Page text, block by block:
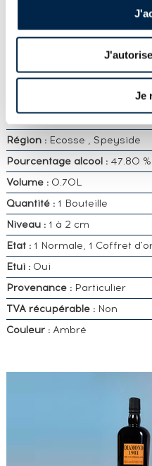
Je
CARACTÉRISTIQUES
Distillerie :Balvenie
Embouteilleur :Of.
Appellation :
Région : Ecosse , Speyside
Pourcentage alcool :47.80 %
Volume : 0.70L
Quantité :1 Bouteille
Niveau :1 à 2 cm
Etat :1 Normale, 1 Coffret
Etui :Oui
Provenance :Particulier
TVA récupérable :Non
Couleur :Ambré
POSSÉDEZ
IDENTIQUE